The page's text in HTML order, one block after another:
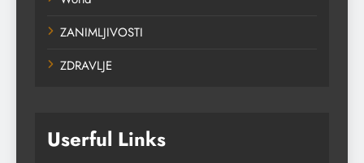
ZANIMLJIVOSTI
ZDRAVLJE
Userful Links